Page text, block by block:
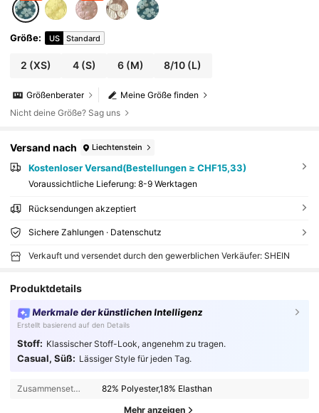
Größe: US Standard
2 (XS) 4(S) 6(M) 8/10 (L)
Meine Größe finden
Größenberater
Nicht deine Größe? Sag uns
Versand nach Liechtenstein
Kostenloser Versand(Bestellungen ≥ CHF15,33)
Voraussichtliche Lieferung: 8-9 Werktagen
Rücksendungen akzeptiert
Sichere Zahlungen · Datenschutz
Verkauft und versendet durch den gewerblichen Verkäufer: SHEIN
Produktdetails
Merkmale der künstlichen Intelligenz
Erstellt basierend auf den Details
Stoff: Klassischer Stoff-Look, angenehm zu tragen.
Casual, Süß: Lässiger Style für jeden Tag.
Zusammensetzung: 82% Polyester,18% Elasthan
Mehr anzeigen